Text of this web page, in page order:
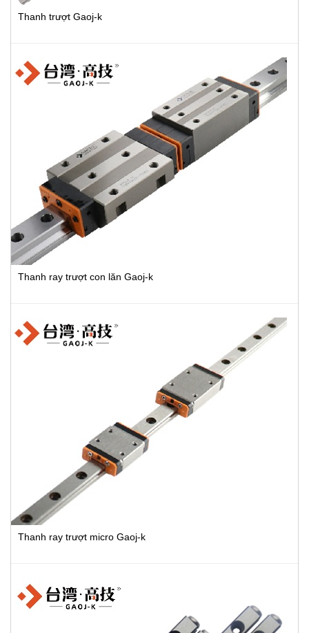
Thanh trượt Gaoj-k
Thanh ray trượt con lăn Gaoj-k
Thanh ray trượt micro Gaoj-k